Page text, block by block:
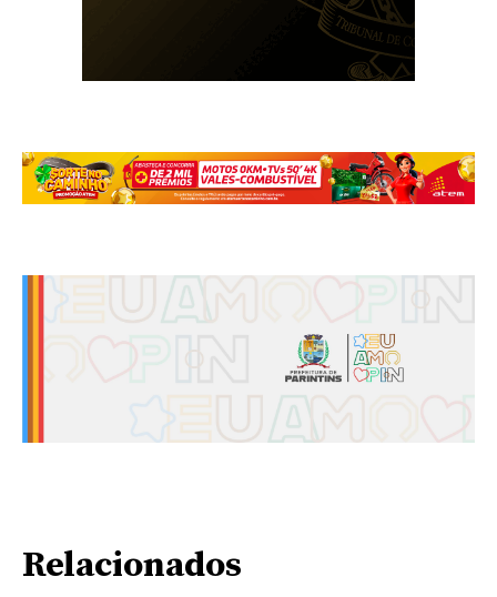
Relacionados